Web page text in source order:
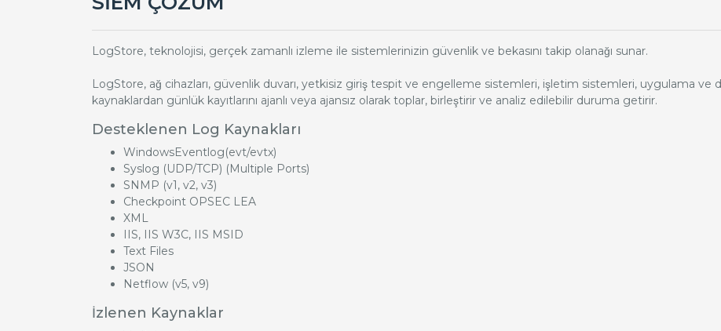
LogStore, teknolojisi, gerçek zamanlı izleme ile sistemlerinizin güvenlik ve bekasını takip olanağı sunar.
LogStore, ağ cihazları, güvenlik duvarı, yetkisiz giriş tespit ve engelleme sistemleri, işletim sistemleri, uygulama ve
kaynaklardan günlük kayıtlarını ajanlı veya ajansız olarak toplar, birleştirir ve analiz edilebilir duruma getirir.
Desteklenen Log Kaynakları
WindowsEventlog(evt/evtx)
Syslog (UDP/TCP) (Multiple Ports)
SNMP (v1, v2, v3)
Checkpoint OPSEC LEA
XML
IIS, IIS W3C, IIS MSID
Text Files
JSON
Netflow (v5, v9)
İzlenen Kaynaklar